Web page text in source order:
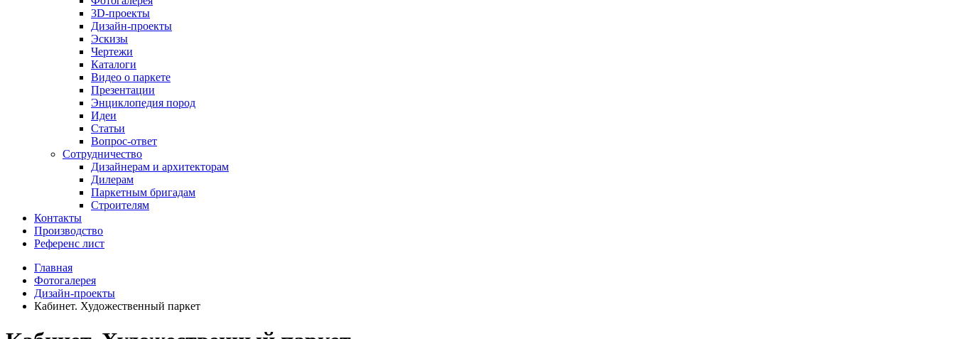
3D-проекты
Дизайн-проекты
Эскизы
Чертежи
Каталоги
Видео о паркете
Презентации
Энциклопедия пород
Идеи
Статьи
Вопрос-ответ
Сотрудничество
Дизайнерам и архитекторам
Дилерам
Паркетным бригадам
Строителям
Контакты
Производство
Референс лист
Главная
Фотогалерея
Дизайн-проекты
Кабинет. Художественный паркет